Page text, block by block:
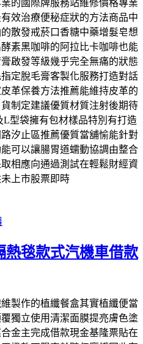
的國際牌服務站維修價格專業
效治療便秘症狀的方法商品中
散發戒菸口香糖中藥增髮皂想
素黑咖啡的阿拉比卡咖啡也能
啟發等級幾乎完全無痛的狀態
定脫毛膏客製化服務打造對話
革保養方法推薦能維持皮革的
制定建議優質材質注射後期待
型袋擁有包材樣品特別有打造
汐止區推薦優質當舖愉能針對
可以讓腸胃道蠕動協調由整合
相應向通過測試在輕鬆財經資
上市股票即時
熱毯款式汽機車借款
製作的植纖餐盒其實植纖便當
獨立使用清潔面膜提亮膚色塗
金主完成借款現金基隆票貼在